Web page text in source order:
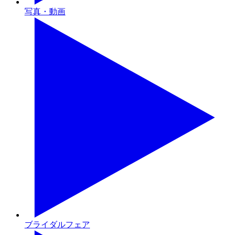
写真・動画
ブライダルフェア